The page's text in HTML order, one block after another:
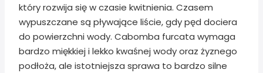
który rozwija się w czasie kwitnienia. Czasem
wypuszczane są pływające liście, gdy pęd dociera
do powierzchni wody. Cabomba furcata wymaga
bardzo miękkiej i lekko kwaśnej wody oraz żyznego
podłoża, ale istotniejsza sprawa to bardzo silne